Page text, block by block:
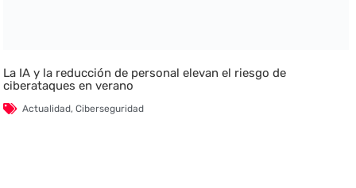
La IA y la reducción de personal elevan el riesgo de
ciberataques en verano
Actualidad,Ciberseguridad